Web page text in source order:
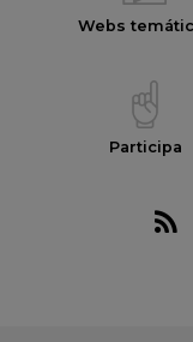
Webs
Participa